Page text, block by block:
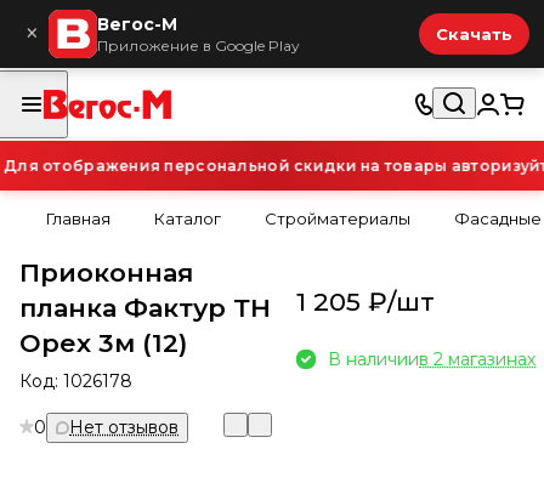
× Вегос-М
Приложение в Google Play
Скачать
отображения персональной скидки на товары
Главная Каталог Стройматериалы Фасадные
Приоконная
планка Фактур ТН
Орех 3м (12)
Код: 1026178
0 Нет отзывов
1 205 ₽/шт
В наличиив 2 магазинах